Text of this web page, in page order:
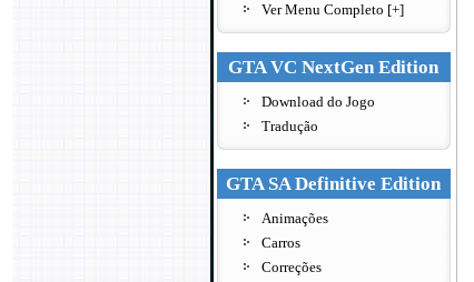
Ver Menu Completo [+]
GTA VC NextGen Edition
Download do Jogo
Tradução
GTA SA Definitive Edition
Animações
Carros
Correções